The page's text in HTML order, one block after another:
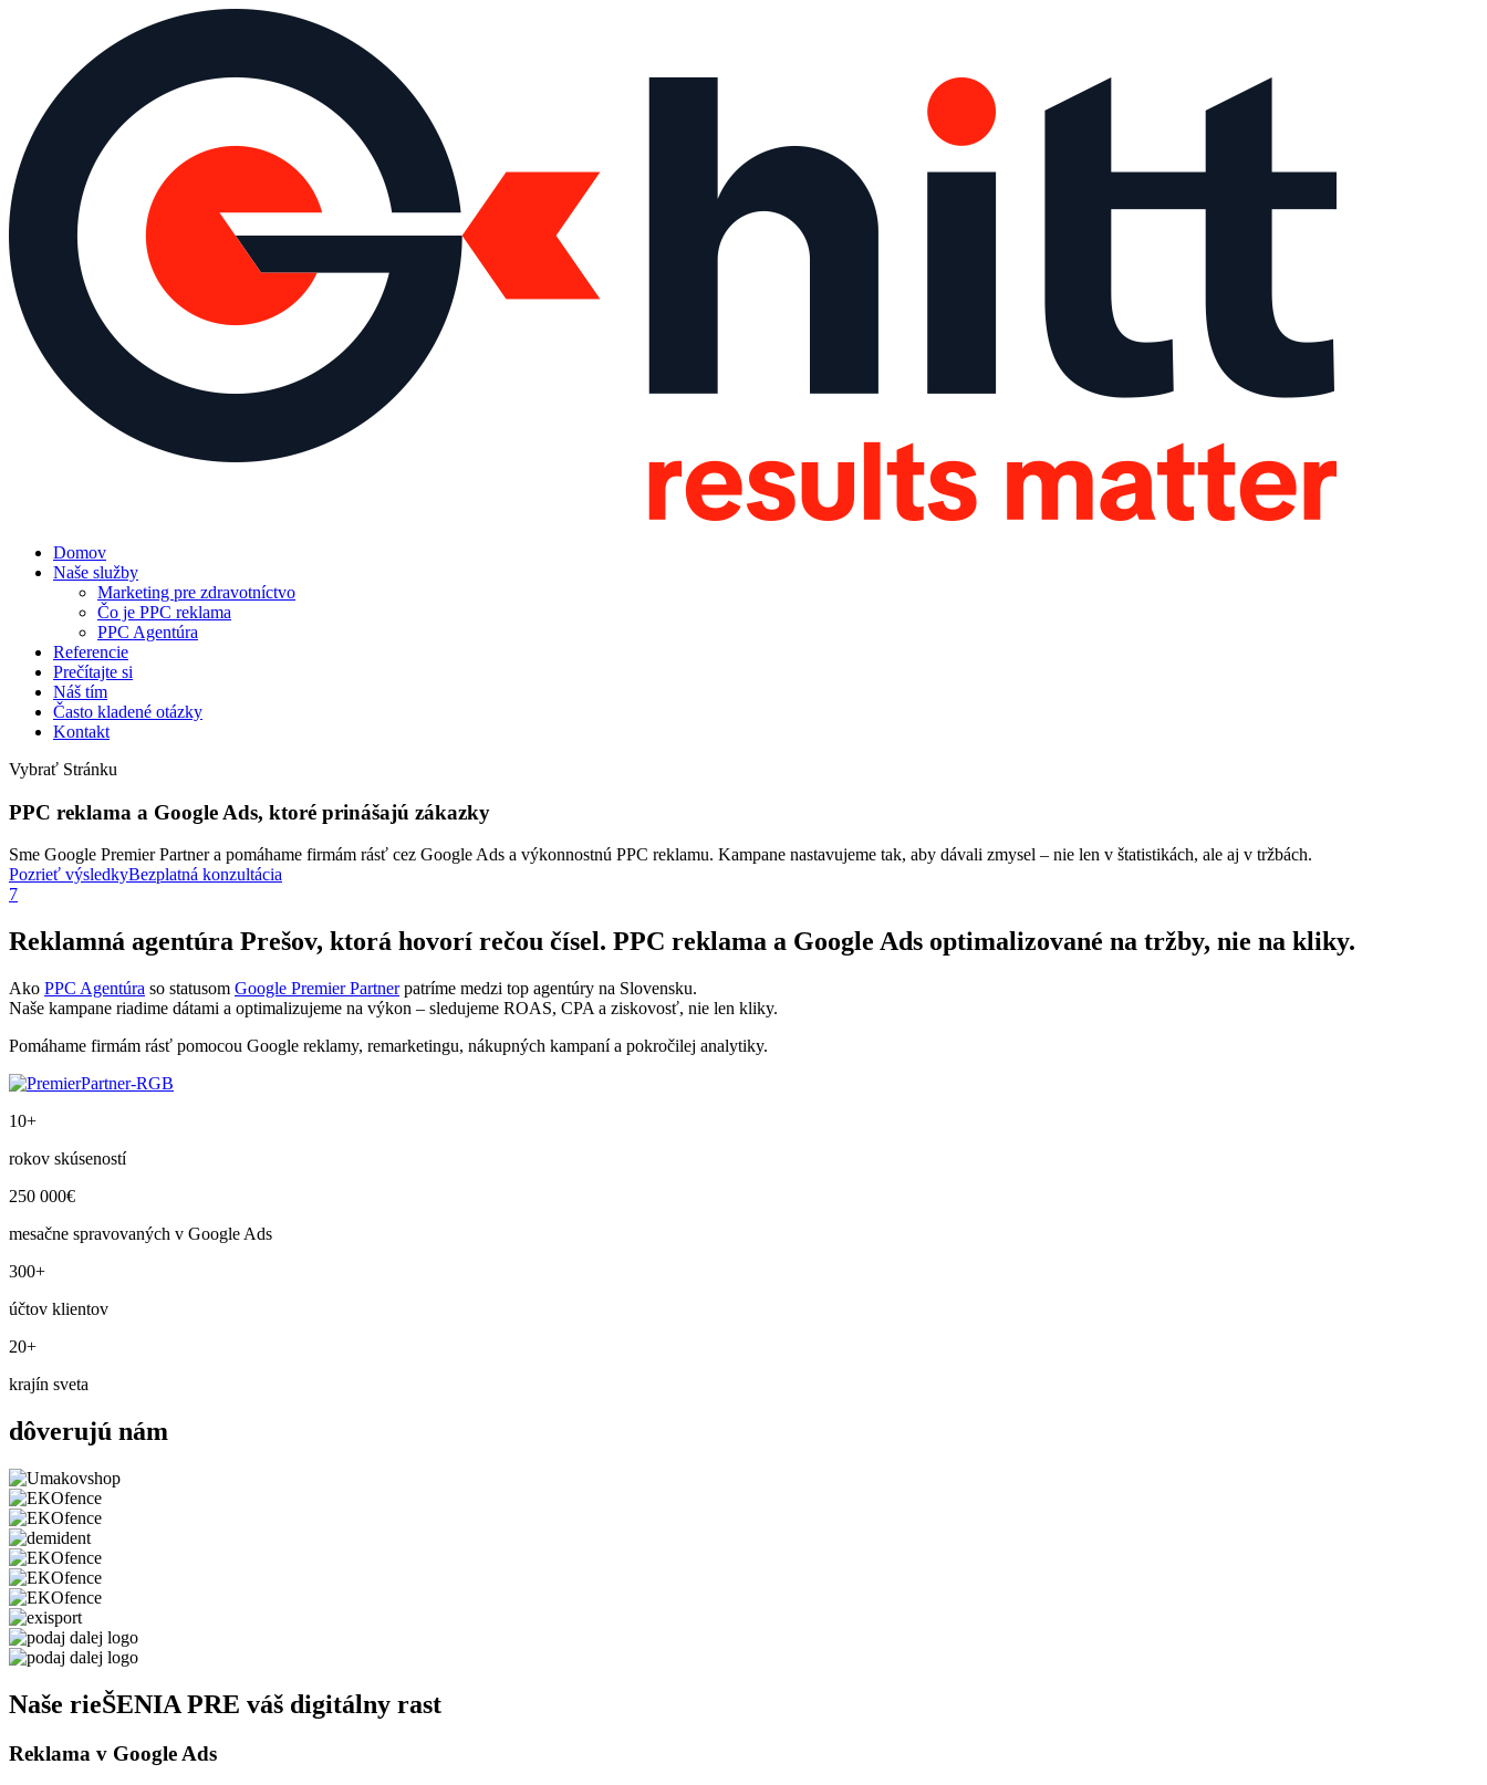
Domov
Naše služby
Marketing pre zdravotníctvo
Čo je PPC reklama
PPC Agentúra
Referencie
Prečítajte si
Náš tím
Často kladené otázky
Kontakt
Vybrať Stránku
PPC reklama a Google Ads, ktoré prinášajú zákazky
Sme Google Premier Partner a pomáhame firmám rásť cez Google Ads a výkonnostnú PPC reklamu. Kampane nastavujeme tak, aby dávali zmysel – nie len v štatistikách, ale aj v tržbách.
Pozrieť výsledkyBezplatná konzultácia
7
Reklamná agentúra Prešov, ktorá hovorí rečou čísel. PPC reklama a Google Ads optimalizované na tržby, nie na kliky.
Ako PPC Agentúra so statusom Google Premier Partnerpatríme medzi top agentúry na Slovensku.
Naše kampane riadime dátami a optimalizujeme na výkon – sledujeme ROAS, CPA a ziskovosť, nie len kliky.
Pomáhame firmám rásť pomocou Google reklamy, remarketingu, nákupných kampaní a pokročilej analytiky.
10+
rokov skúseností
250 000€
mesačne spravovaných v Google Ads
300+
účtov klientov
20+
krajín sveta
dôverujú nám
Naše rieŠENIA PRE váš digitálny rast
Reklama v Google Ads